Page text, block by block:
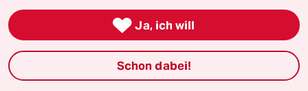
Shop
Anzeigen
 Ja, ich will
Schon dabei!